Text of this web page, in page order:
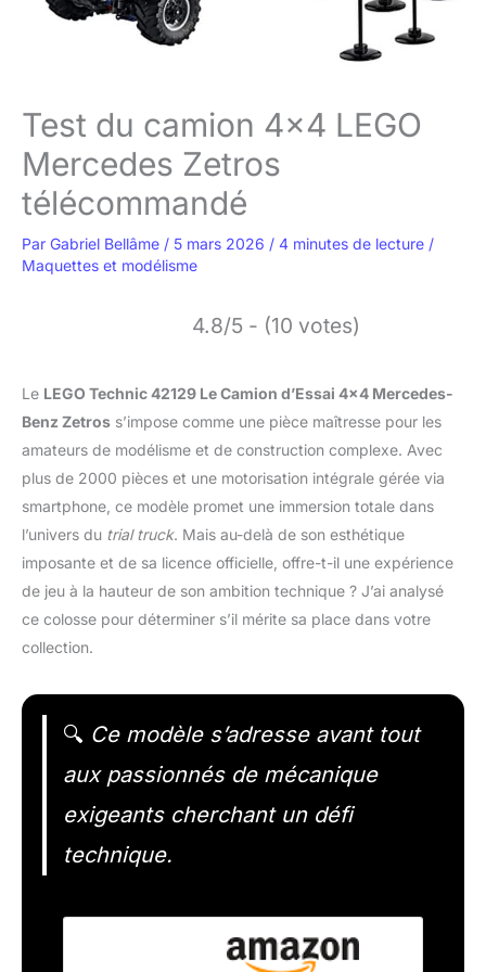
Test du camion 4×4 LEGO
Mercedes Zetros
télécommandé
Par Gabriel Bellâme / 5 mars 2026 / 4 minutes de lecture /
Maquettes et modélisme
4.8/5 - (10 votes)
Le LEGO Technic 42129 Le Camion d’Essai 4×4 Mercedes-
Benz Zetros s’impose comme une pièce maîtresse pour les
amateurs de modélisme et de construction complexe. Avec
plus de 2000 pièces et une motorisation intégrale gérée via
smartphone, ce modèle promet une immersion totale dans
l’univers du trial truck. Mais au-delà de son esthétique
imposante et de sa licence officielle, offre-t-il une expérience
de jeu à la hauteur de son ambition technique ? J’ai analysé
ce colosse pour déterminer s’il mérite sa place dans votre
collection.
🔍 Ce modèle s’adresse avant tout
aux passionnés de mécanique
exigeants cherchant un défi
technique.